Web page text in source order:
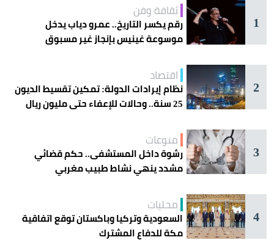
1
ثقافة وفن
رقم يكسر التاريخ.. عمرو دياب يدخل
موسوعة غينيس بإنجاز غير مسبوق
2
اقتصاد
نظام إيرادات الدولة: تمكين تقسيط الديون
25 سنة.. وحالات للإعفاء حتى مليون ريال
3
منوعات
رشوة داخل المستشفى.. حكم قضائي
مشدد ينهي نشاط طبيب مغربي
4
محليات
السعودية وتركيا وباكستان توقع اتفاقية
مكة للدفاع المشترك